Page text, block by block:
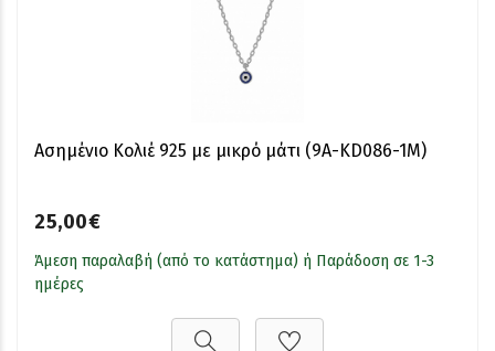
Ασημένιο Κολιέ 925 με μικρό μάτι (9A-KD086-1M)
25,00€
Άμεση παραλαβή (από το κατάστημα) ή Παράδοση σε 1-3
ημέρες